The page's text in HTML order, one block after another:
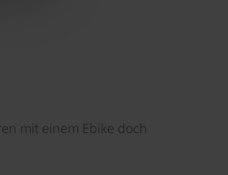
mit einem Ebike doch